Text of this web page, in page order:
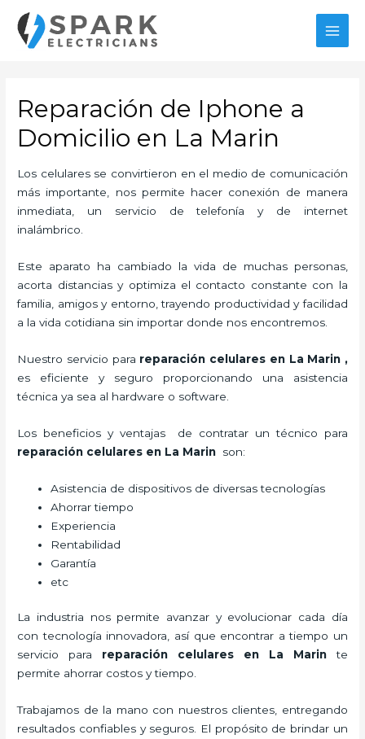
contenido
Reparación de Iphone a
Domicilio en La Marin
Los celulares se convirtieron en el medio de comunicación
más importante, nos permite hacer conexión de manera
inmediata, un servicio de telefonía y de internet
inalámbrico.
Este aparato ha cambiado la vida de muchas personas,
acorta distancias y optimiza el contacto constante con la
familia, amigos y entorno, trayendo productividad y facilidad
a la vida cotidiana sin importar donde nos encontremos.
Nuestro servicio para reparación celulares en La Marin ,
es eficiente y seguro proporcionando una asistencia
técnica ya sea al hardware o software.
Los beneficios y ventajas de contratar un técnico para
reparación celulares en La Marin son:
Asistencia de dispositivos de diversas tecnologías
Ahorrar tiempo
Experiencia
Rentabilidad
Garantía
etc
La industria nos permite avanzar y evolucionar cada día
con tecnología innovadora, así que encontrar a tiempo un
servicio para reparación celulares en La Marin te
permite ahorrar costos y tiempo.
Trabajamos de la mano con nuestros clientes, entregando
resultados confiables y seguros. El propósito de brindar un